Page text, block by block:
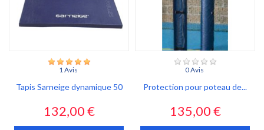
1 Avis
Tapis Sarneige dynamique 50
Prix
132,00 €
0 Avis
Protection pour poteau de...
Prix
135,00 €